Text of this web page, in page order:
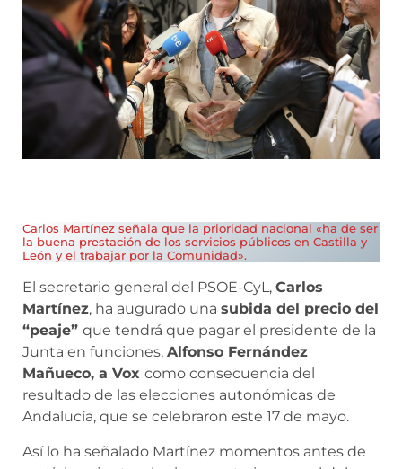
Carlos Martínez señala que la prioridad nacional «ha de ser
la buena prestación de los servicios públicos en Castilla y
León y el trabajar por la Comunidad».
El secretario general del PSOE-CyL, Carlos
Martínez, ha augurado una subida del precio del
“peaje” que tendrá que pagar el presidente de la
Junta en funciones, Alfonso Fernández
Mañueco, a Vox como consecuencia del
resultado de las elecciones autonómicas de
Andalucía, que se celebraron este 17 de mayo.
Así lo ha señalado Martínez momentos antes de